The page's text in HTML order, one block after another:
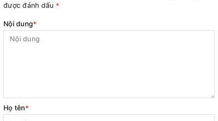
được đánh dấu *
Nội dung*
Họ tên*